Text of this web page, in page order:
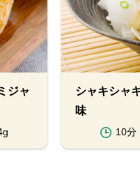
ジャ
シャキシャ
味
10分